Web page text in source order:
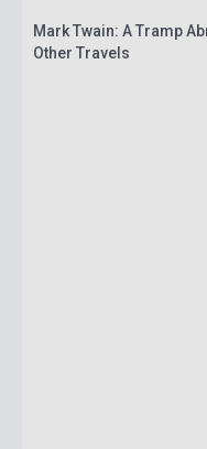
Mark Twain: A Tramp
Other Travels